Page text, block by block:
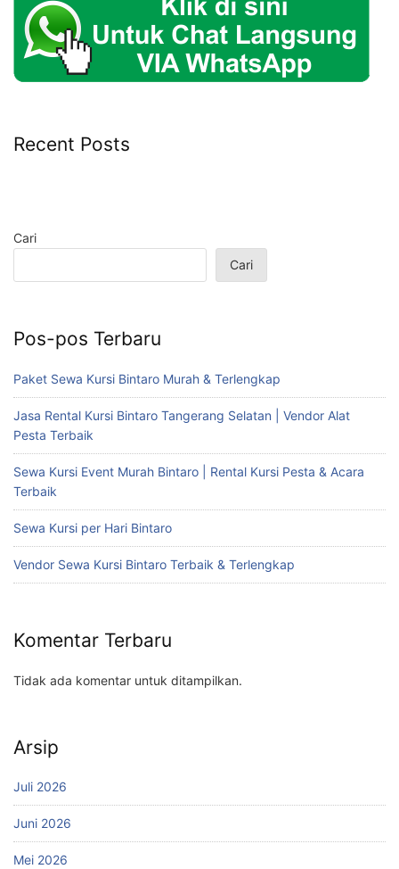
Recent Posts
Cari
Cari
Pos-pos Terbaru
Paket Sewa Kursi Bintaro Murah & Terlengkap
Jasa Rental Kursi Bintaro Tangerang Selatan | Vendor Alat
Pesta Terbaik
Sewa Kursi Event Murah Bintaro | Rental Kursi Pesta & Acara
Terbaik
Sewa Kursi per Hari Bintaro
Vendor Sewa Kursi Bintaro Terbaik & Terlengkap
Komentar Terbaru
Tidak ada komentar untuk ditampilkan.
Arsip
Juli 2026
Juni 2026
Mei 2026